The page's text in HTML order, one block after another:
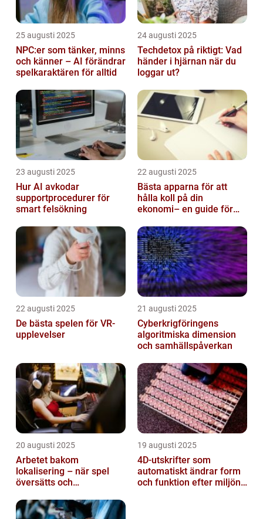
25 augusti 2025
NPC:er som tänker, minns
och känner – AI förändrar
spelkaraktären för alltid
24 augusti 2025
Techdetox på riktigt: Vad
händer i hjärnan när du
loggar ut?
23 augusti 2025
Hur AI avkodar
supportprocedurer för
smart felsökning
22 augusti 2025
Bästa apparna för att
hålla koll på din
ekonomi– en guide för
22 augusti 2025
De bästa spelen för VR-
upplevelser
21 augusti 2025
Cyberkrigföringens
algoritmiska dimension
och samhällspåverkan
20 augusti 2025
Arbetet bakom
lokalisering – när spel
översätts och
19 augusti 2025
4D-utskrifter som
automatiskt ändrar form
och funktion efter miljöns